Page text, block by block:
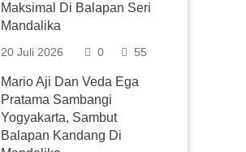
Maksimal Di Balapan Seri
Mandalika
20 Juli 2026 0 55
Mario Aji Dan Veda Ega
Pratama Sambangi
Yogyakarta, Sambut
Balapan Kandang Di